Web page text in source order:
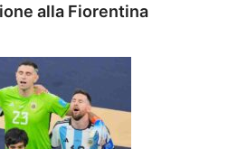
alla Fiorentina